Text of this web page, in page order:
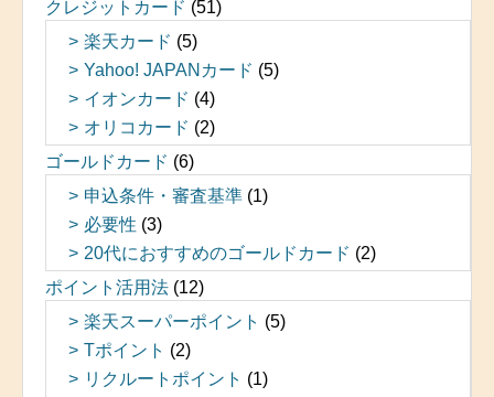
クレジットカード (51)
楽天カード (5)
Yahoo! JAPANカード (5)
イオンカード (4)
オリコカード (2)
ゴールドカード (6)
申込条件・審査基準 (1)
必要性 (3)
20代におすすめのゴールドカード (2)
ポイント活用法 (12)
楽天スーパーポイント (5)
Tポイント (2)
リクルートポイント (1)